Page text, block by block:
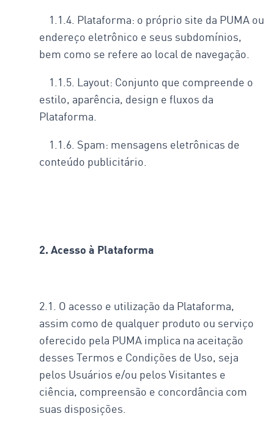
1.1.4. Plataforma: o próprio site da PUMA ou
endereço eletrônico e seus subdomínios,
bem como se refere ao local de navegação.
1.1.5. Layout: Conjunto que compreende o
estilo, aparência, design e fluxos da
Plataforma.
1.1.6. Spam: mensagens eletrônicas de
conteúdo publicitário.
2. Acesso à Plataforma
2.1. O acesso e utilização da Plataforma,
assim como de qualquer produto ou serviço
oferecido pela PUMA implica na aceitação
desses Termos e Condições de Uso, seja
pelos Usuários e/ou pelos Visitantes e
ciência, compreensão e concordância com
suas disposições.